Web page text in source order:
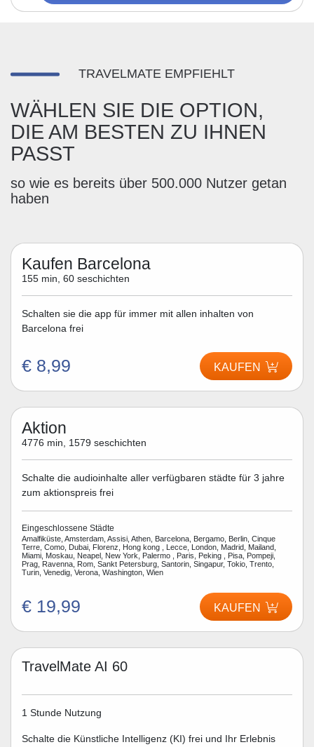
TRAVELMATE EMPFIEHLT
WÄHLEN SIE DIE OPTION,
DIE AM BESTEN ZU IHNEN
PASST
so wie es bereits über 500.000 Nutzer getan
haben
Kaufen Barcelona
155 min, 60 seschichten
Schalten sie die app für immer mit allen inhalten von
Barcelona frei
€ 8,99 KAUFEN
Aktion
4776 min, 1579 seschichten
Schalte die audioinhalte aller verfügbaren städte für 3 jahre
zum aktionspreis frei
Eingeschlossene Städte
Amalfiküste, Amsterdam, Assisi, Athen, Barcelona, Bergamo, Berlin, Cinque
Terre, Como, Dubai, Florenz, Hong kong , Lecce, London, Madrid, Mailand,
Miami, Moskau, Neapel, New York, Palermo , Paris, Peking , Pisa, Pompeji,
Prag, Ravenna, Rom, Sankt Petersburg, Santorin, Singapur, Tokio, Trento,
Turin, Venedig, Verona, Washington, Wien
€ 19,99 KAUFEN
TravelMate AI 60
1 Stunde Nutzung
Schalte die Künstliche Intelligenz (KI) frei und Ihr Erlebnis